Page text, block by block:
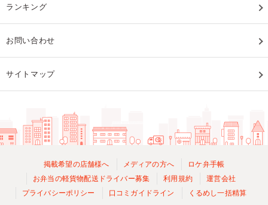
ランキング
お問い合わせ
サイトマップ
掲載希望の店舗様へ メディアの方へ
ロケ弁手帳
お弁当の軽貨物配送ドライバー募集
利用規約
運営会社
プライバシーポリシー
口コミガイドライン くるめし一括精算